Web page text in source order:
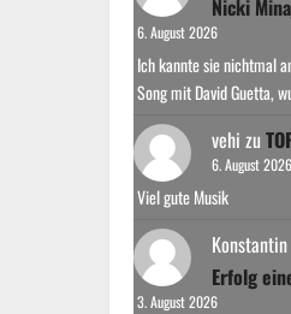
Nicki
6. August 2026
Ich kannte sie nichtmal
Song mit David Guetta,
vehi zu
6. August 2026
Viel gute Musik
Konstantin
Erfolg
3. August 2026